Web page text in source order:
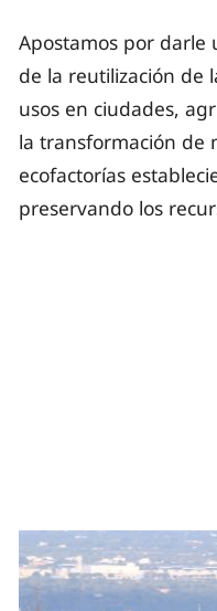
Apostamos por darle
de la reutilización de
usos en ciudades,
la transformación de
ecofactorías
preservando los